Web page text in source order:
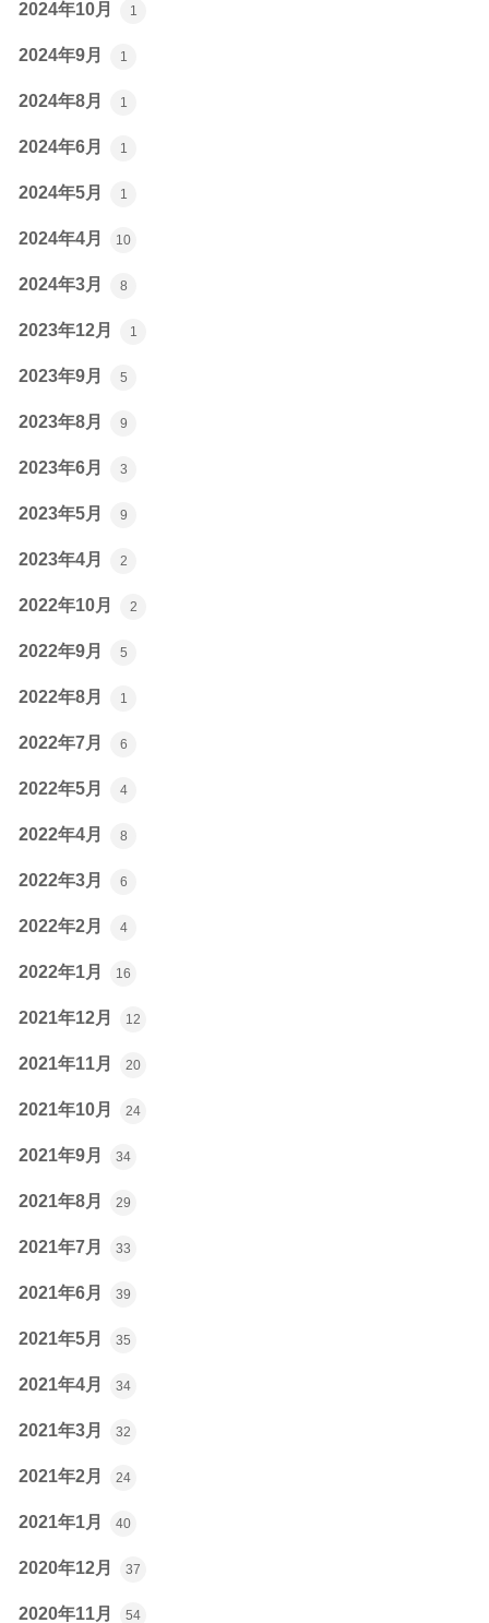
2024年10月 1
2024年9月 1
2024年8月 1
2024年6月 1
2024年5月 1
2024年4月 10
2024年3月 8
2023年12月 1
2023年9月 5
2023年8月 9
2023年6月 3
2023年5月 9
2023年4月 2
2022年10月 2
2022年9月 5
2022年8月 1
2022年7月 6
2022年5月 4
2022年4月 8
2022年3月 6
2022年2月 4
2022年1月 16
2021年12月 12
2021年11月 20
2021年10月 24
2021年9月 34
2021年8月 29
2021年7月 33
2021年6月 39
2021年5月 35
2021年4月 34
2021年3月 32
2021年2月 24
2021年1月 40
2020年12月 37
2020年11月 54